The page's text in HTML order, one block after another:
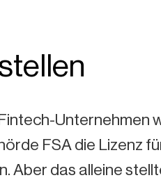
Unternehmen
FSA die Lizenz
Aber das alleine